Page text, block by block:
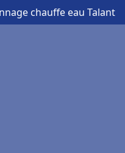
chauffe eau Talant